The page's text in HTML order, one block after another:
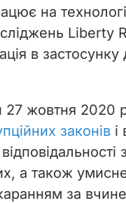
на
Liberty
в
27 жовтня 2020
законів
а також
за